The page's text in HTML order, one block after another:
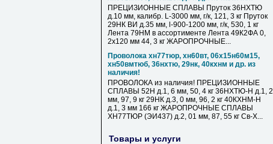
ПРЕЦИЗИОННЫЕ СПЛАВЫ Пруток 36НХТЮ
д.10 мм, калибр. L-3000 мм, г/к, 121, 3 кг Пруток
29НК ВИ д.35 мм, l-900-1200 мм, г/к, 530, 1 кг
Лента 79НМ в ассортименте Лента 49К2ФА 0,
2х120 мм 44, 3 кг ЖАРОПРОЧНЫЕ...
Проволока хн77тюр, хн60вт, 06х15н60м15,
хн50вмтюб, 36нхтю, 29нк, 40кхнм и др. из
наличия!
ПРОВОЛОКА из наличия! ПРЕЦИЗИОННЫЕ
СПЛАВЫ 52Н д.1, 6 мм, 50, 4 кг 36НХТЮ-Н д.1, 2
мм, 97, 9 кг 29НК д.3, 0 мм, 96, 2 кг 40КХНМ-Н
д.1, 3 мм 166 кг ЖАРОПРОЧНЫЕ СПЛАВЫ
ХН77ТЮР (ЭИ437) д.2, 01 мм, 87, 55 кг Св-Х...
Товары и услуги